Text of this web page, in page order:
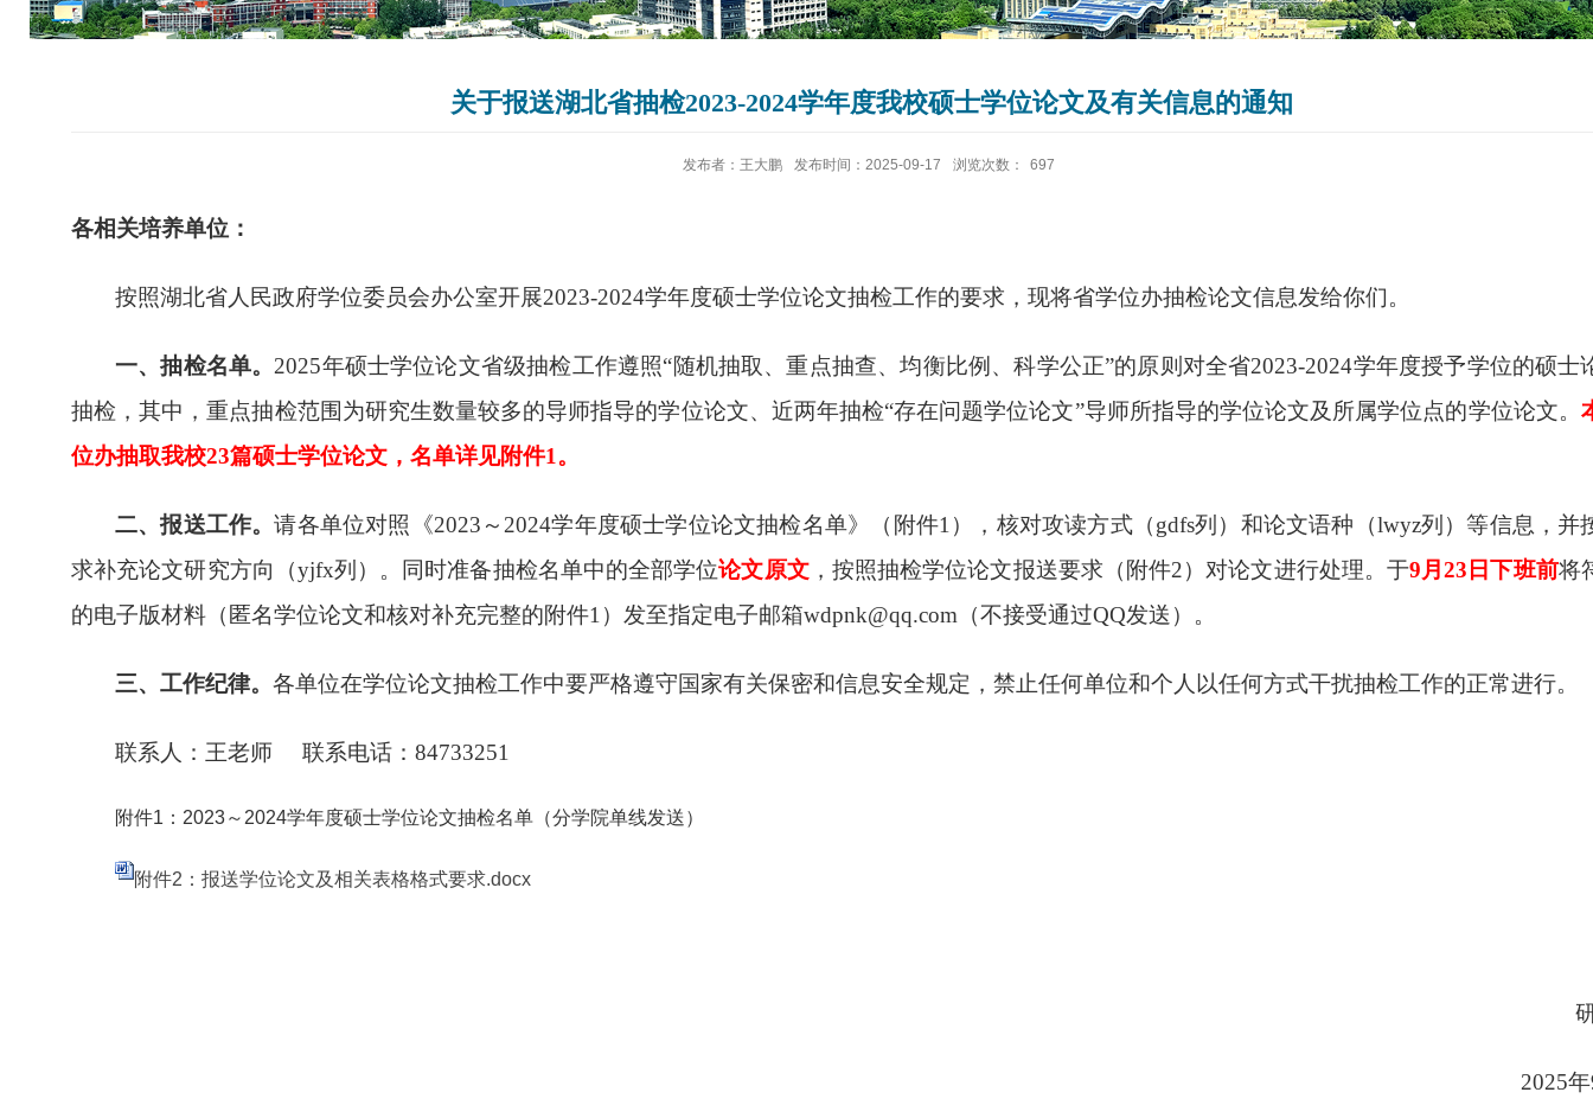
关于报送湖北省抽检2023-2024学年度我校硕士学位论文及有关信息的通知
发布者：王大鹏 发布时间：2025-09-17 浏览次数： 697
各相关培养单位：
按照湖北省人民政府学位委员会办公室开展2023-2024学年度硕士学位论文抽检工作的要求，现将省学位办抽检论文信息发给你们。
一、抽检名单。 2025年硕士学位论文省级抽检工作遵照“随机抽取、重点抽查、均衡比例、科学公正”的原则对全省2023-2024学年度授予学位的硕士
抽检，其中，重点抽检范围为研究生数量较多的导师指导的学位论文、近两年抽检“存在问题学位论文”导师所指导的学位论文及所属学位点的学位论文。
位办抽取我校23篇硕士学位论文，名单详见附件1。
二、报送工作。请各单位对照《2023～2024学年度硕士学位论文抽检名单》（附件1），核对攻读方式（gdfs列）和论文语种（lwyz列）等信息，并
求补充论文研究方向（yjfx列）。同时准备抽检名单中的全部学位论文原文，按照抽检学位论文报送要求（附件2）对论文进行处理。于9月23日下班前将
的电子版材料（匿名学位论文和核对补充完整的附件1）发至指定电子邮箱wdpnk@qq.com（不接受通过QQ发送）。
三、 工作纪律。 各单位在学位论文抽检工作中要严格遵守国家有关保密和信息安全规定，禁止任何单位和个人以任何方式干扰抽检工作的正常进行。
联系人：王老师 联系电话：84733251
附件1：2023～2024学年度硕士学位论文抽检名单（分学院单线发送）
附件2：报送学位论文及相关表格格式要求.docx
研
2025年